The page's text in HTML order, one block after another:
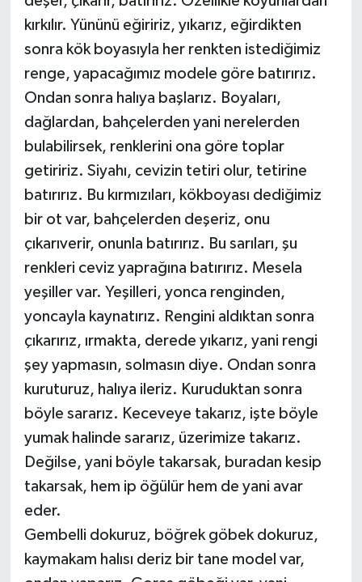
kırkılır. Yününü eğiririz, yıkarız, eğirdikten
sonra kök boyasıyla her renkten istediğimiz
renge, yapacağımız modele göre batırırız.
Ondan sonra halıya başlarız. Boyaları,
dağlardan, bahçelerden yani nerelerden
bulabilirsek, renklerini ona göre toplar
getiririz. Siyahı, cevizin tetiri olur, tetirine
batırırız. Bu kırmızıları, kökboyası dediğimiz
bir ot var, bahçelerden deşeriz, onu
çıkarıverir, onunla batırırız. Bu sarıları, şu
renkleri ceviz yaprağına batırırız. Mesela
yeşiller var. Yeşilleri, yonca renginden,
yoncayla kaynatırız. Rengini aldıktan sonra
çıkarırız, ırmakta, derede yıkarız, yani rengi
şey yapmasın, solmasın diye. Ondan sonra
kuruturuz, halıya ileriz. Kuruduktan sonra
böyle sararız. Keceveye takarız, işte böyle
yumak halinde sararız, üzerimize takarız.
Değilse, yani böyle takarsak, buradan kesip
takarsak, hem ip öğülür hem de yani avar
eder.
Gembelli dokuruz, böğrek göbek dokuruz,
kaymakam halısı deriz bir tane model var,